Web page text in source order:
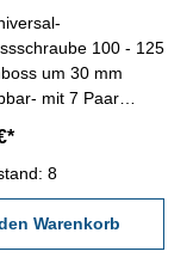
100 - 125
um 30 mm
mit 7 Paar
Ø 6,5 mm-
und
Messgenauigk
im
8
Warenkorb